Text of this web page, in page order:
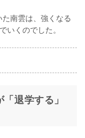
南雲は、強くなる
いくのでした。
退学する」